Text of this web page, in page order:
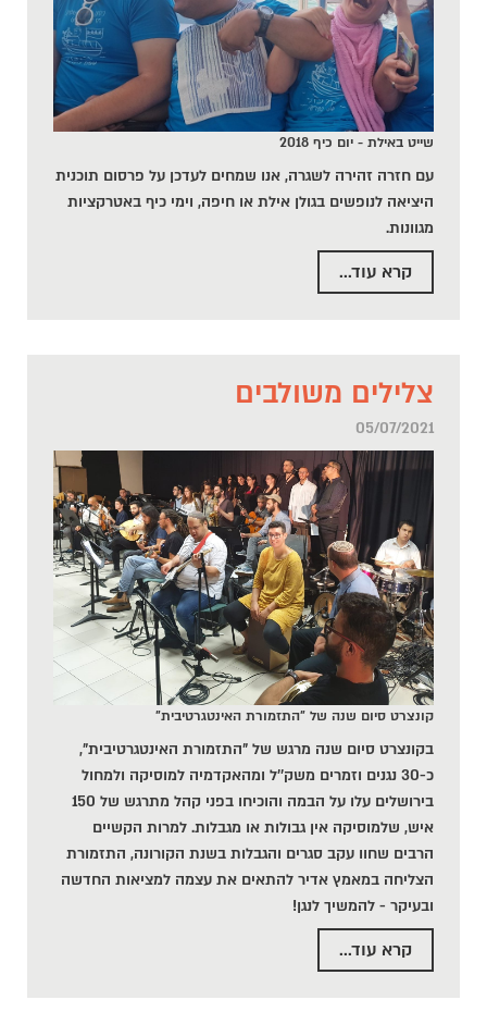
שייט באילת - יום כיף 2018
עם חזרה זהירה לשגרה, אנו שמחים לעדכן על פרסום תוכנית
היציאה לנופשים בגולן אילת או חיפה, וימי כיף באטרקציות
מגוונות.
קרא עוד...
צלילים משולבים
05/07/2021
קונצרט סיום שנה של "התזמורת האינטגרטיבית"
בקונצרט סיום שנה מרגש של "התזמורת האינטגרטיבית",
כ-30 נגנים וזמרים משק''ל ומהאקדמיה למוסיקה ולמחול
בירושלים עלו על הבמה והוכיחו בפני קהל מתרגש של 150
איש, שלמוסיקה אין גבולות או מגבלות. למרות הקשיים
הרבים שחוו עקב סגרים והגבלות בשנת הקורונה, התזמורת
הצליחה במאמץ אדיר להתאים את עצמה למציאות החדשה
ובעיקר - להמשיך לנגן!
קרא עוד...